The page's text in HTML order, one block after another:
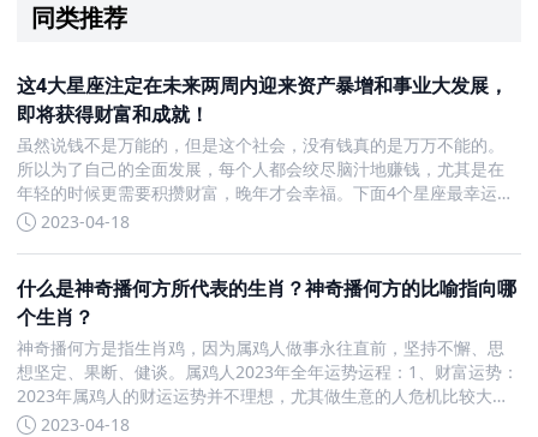
同类推荐
这4大星座注定在未来两周内迎来资产暴增和事业大发展，
即将获得财富和成就！
虽然说钱不是万能的，但是这个社会，没有钱真的是万万不能的。
所以为了自己的全面发展，每个人都会绞尽脑汁地赚钱，尤其是在
年轻的时候更需要积攒财富，晚年才会幸福。下面4个星座最幸运
了，有望在未来两个星期之内迎来旺财运。这4大星座未来两周生财
2023-04-18
什么是神奇播何方所代表的生肖？神奇播何方的比喻指向哪
个生肖？
神奇播何方是指生肖鸡，因为属鸡人做事永往直前，坚持不懈、思
想坚定、果断、健谈。属鸡人2023年全年运势运程：1、财富运势：
2023年属鸡人的财运运势并不理想，尤其做生意的人危机比较大。
2、事业运势：属鸡人2023年事业方面的运势表现一般。3、健康运
2023-04-18